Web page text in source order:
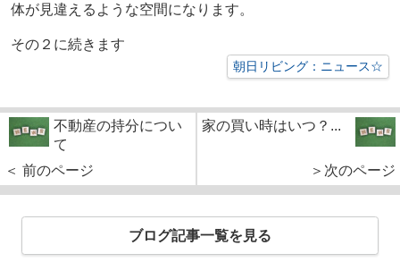
体が見違えるような空間になります。
その２に続きます
朝日リビング：ニュース☆
不動産の持分につい
て
＜ 前のページ
家の買い時はいつ？...
＞次のページ
ブログ記事一覧を見る